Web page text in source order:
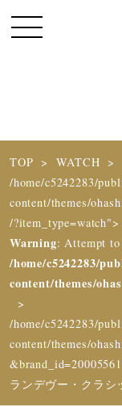
TOP
WATCH
/home/c5242283/
content/themes/
/?item_type=watch">
Warning: Attempt
/home/c5242283/
content/themes/
/home/c5242283/
content/themes/
ランデヴー・クラシ